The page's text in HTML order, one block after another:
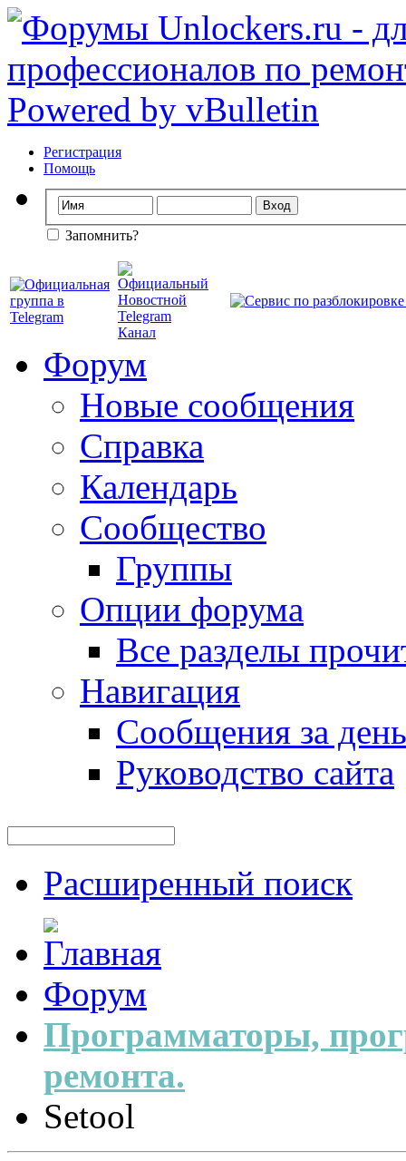
Регистрация
Помощь
Запомнить?
Форум
Новые сообщения
Справка
Календарь
Сообщество
Группы
Опции форума
Все разделы
Навигация
Сообщения за день
Руководство сайта
Расширенный поиск
Форум
Программаторы,
ремонта.
Setool